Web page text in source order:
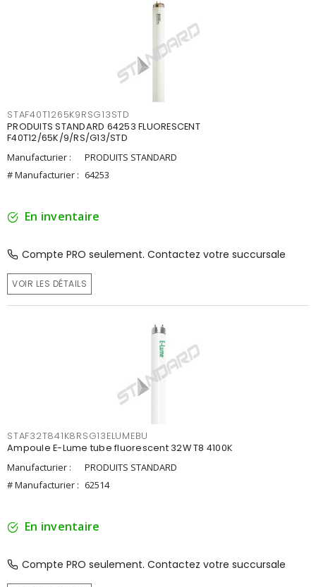
STAF40T1265K9RSG13STD
PRODUITS STANDARD 64253 FLUORESCENT
F40T12/65K/9/RS/G13/STD
Manufacturier :
PRODUITS STANDARD
# Manufacturier : 64253
En inventaire
Compte PRO seulement. Contactez votre succursale
VOIR LES DÉTAILS
STAF32T841K8RSG13ELUMEBU
Ampoule E-Lume tube fluorescent 32W T8 4100K
Manufacturier :
PRODUITS STANDARD
# Manufacturier : 62514
En inventaire
Compte PRO seulement. Contactez votre succursale